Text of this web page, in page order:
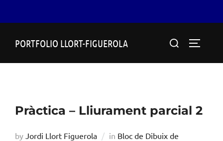
PORTFOLIO LLORT-FIGUEROLA
Search
Pràctica – Lliurament parcial 2
by Jordi Llort Figuerola in Bloc de Dibuix de